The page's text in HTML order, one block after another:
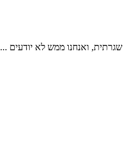
ואנחנו ממש לא יודעים ...